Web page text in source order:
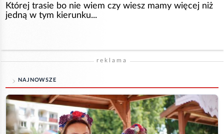
Której trasie bo nie wiem czy wiesz mamy więcej niż
jedną w tym kierunku...
reklama
NAJNOWSZE